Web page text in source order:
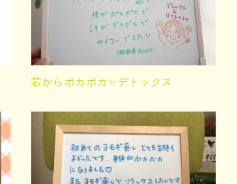
芯からポカポカ✨デトックス